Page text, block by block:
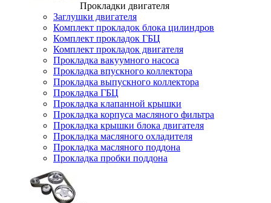
Прокладки двигателя
Заглушки двигателя
Комплект прокладок блока цилиндров
Комплект прокладок ГБЦ
Комплект прокладок двигателя
Прокладка вакуумного насоса
Прокладка впускного коллектора
Прокладка выпускного коллектора
Прокладка ГБЦ
Прокладка клапанной крышки
Прокладка корпуса масляного фильтра
Прокладка крышки блока двигателя
Прокладка масляного охладителя
Прокладка масляного поддона
Прокладка пробки поддона